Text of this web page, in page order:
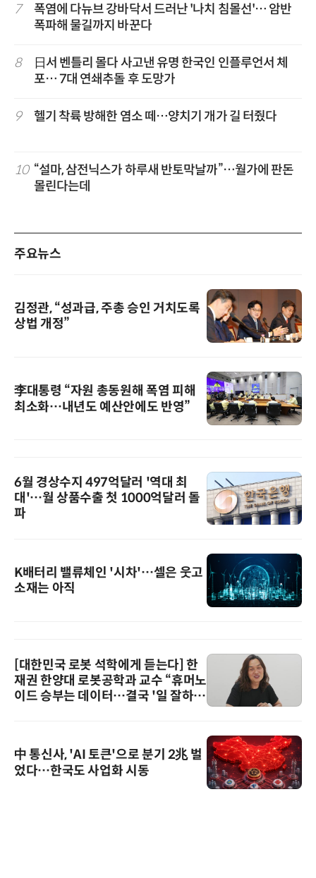
7
폭염에 다뉴브 강바닥서 드러난 '나치 침몰선'… 암반
폭파해 물길까지 바꾼다
8
日서 벤틀리 몰다 사고낸 유명 한국인 인플루언서 체
포… 7대 연쇄추돌 후 도망가
9 헬기 착륙 방해한 염소 떼…양치기 개가 길 터줬다
10 “설마, 삼전닉스가 하루새 반토막날까”…월가에 판돈
몰린다는데
주요뉴스
김정관, “성과급, 주총 승인 거치도록
상법 개정”
李대통령 “자원 총동원해 폭염 피해
최소화…내년도 예산안에도 반영”
6월 경상수지 497억달러 '역대 최
대'…월 상품수출 첫 1000억달러 돌
파
K배터리 밸류체인 '시차'…셀은 웃고
소재는 아직
[대한민국 로봇 석학에게 듣는다] 한
재권 한양대 로봇공학과 교수 “휴머노
이드 승부는 데이터…결국 '일 잘하는
中 통신사, 'AI 토큰'으로 분기 2兆 벌
었다…한국도 사업화 시동